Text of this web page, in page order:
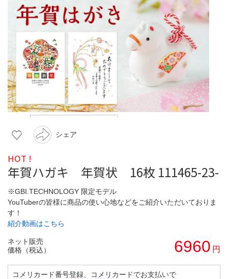
シェア
HOT !
年賀ハガキ 年賀状 16枚 111465-23-
※GBI.TECHNOLOGY 限定モデル
YouTuberの皆様に商品の使い心地などをご紹介いただいておりま
す！
紹介動画はこちら
ネット販売
価格（税込）
6960 円
コメリカード番号登録、コメリカードでお支払いで